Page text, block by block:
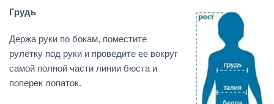
Грудь
Держа руки по бокам, поместите
рулетку под руки и проведите ее вокруг
самой полной части линии бюста и
поперек лопаток.